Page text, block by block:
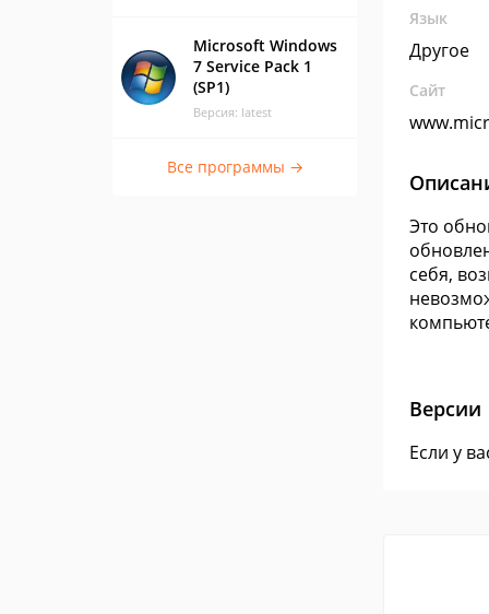
Microsoft Windows
7 Service Pack 1
(SP1)
Версия: latest
Все программы →
Язык
Другое
Сайт
Это
себя,
Версии
Если у